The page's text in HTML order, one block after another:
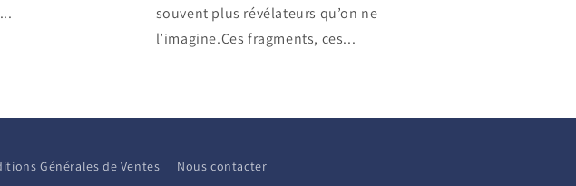
souvent plus révélateurs qu’on ne
l’imagine.Ces fragments, ces...
Générales de Ventes Nous contacter